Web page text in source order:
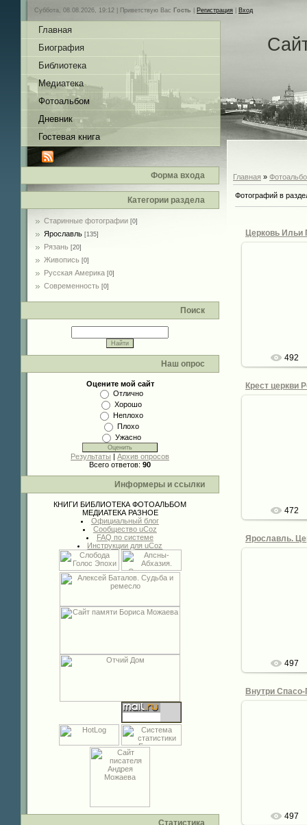
Суббота, 08.08.2026, 19:12 | Приветствую Вас Гость Регистрация Вход
Главная
Биография
Библиотека
Медиатека
Фотоальбом
Дневник
Гостевая книга
Форма входа
Категории раздела
Старинные фотографии [0]
Ярославль [135]
Рязань [20]
Живопись [0]
Русская Америка [0]
Современность [0]
Поиск
Наш опрос
Оцените мой сайт
Отлично
Хорошо
Неплохо
Плохо
Ужасно
Результаты | Архив опросов
Всего ответов: 90
Информеры и ссылки
КНИГИ БИБЛИОТЕКА ФОТОАЛЬБОМ
МЕДИАТЕКА РАЗНОЕ
Официальный блог
Сообщество uCoz
FAQ по системе
Инструкции для uCoz
Статистика
Главная »
Фотографий в
492
472
497
497